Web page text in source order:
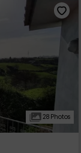
28 Photos